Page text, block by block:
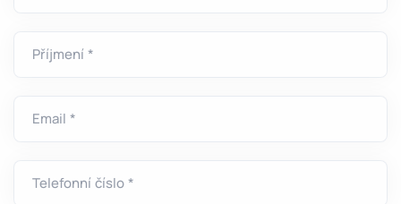
Příjmení *
Email *
Telefonní číslo *